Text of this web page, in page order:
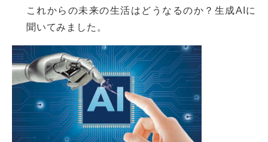
これからの未来の生活はどうなるのか？生成AIに
聞いてみました。